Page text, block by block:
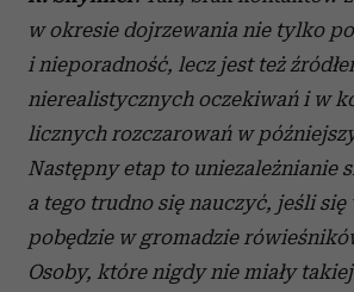
w okresie dojrzewania nie tylko
i nieporadność, lecz jest też
nierealistycznych oczekiwań i w
licznych rozczarowań w
Następny etap to uniezależnianie
a tego trudno się nauczyć, jeśli się
pobędzie w gromadzie
Osoby, które nigdy nie miały